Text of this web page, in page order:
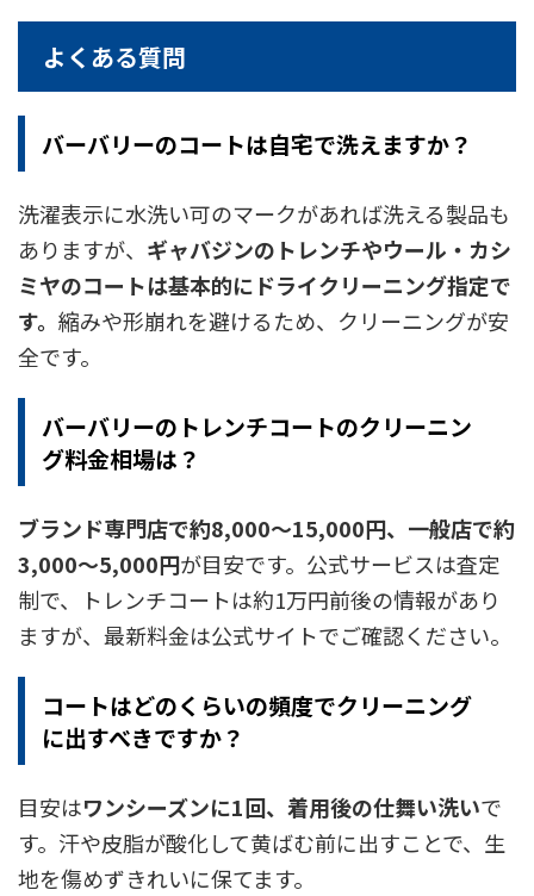
よくある質問
バーバリーのコートは自宅で洗えますか？
洗濯表示に水洗い可のマークがあれば洗える製品も
ありますが、 ギャバジンのトレンチやウール・カシ
ミヤのコートは基本的にドライクリーニング指定で
す。 縮みや形崩れを避けるため、クリーニングが安
全です。
バーバリーのトレンチコートのクリーニン
グ料金相場は？
ブランド専門店で約8,000〜15,000円、一般店で約
3,000〜5,000円が目安です。公式サービスは査定
制で、トレンチコートは約1万円前後の情報があり
ますが、最新料金は公式サイトでご確認ください。
コートはどのくらいの頻度でクリーニング
に出すべきですか？
目安はワンシーズンに1回、着用後の仕舞い洗いで
す。汗や皮脂が酸化して黄ばむ前に出すことで、生
地を傷めずきれいに保てます。